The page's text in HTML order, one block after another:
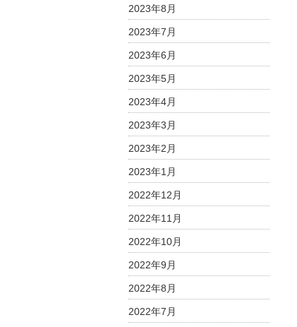
2023年8月
2023年7月
2023年6月
2023年5月
2023年4月
2023年3月
2023年2月
2023年1月
2022年12月
2022年11月
2022年10月
2022年9月
2022年8月
2022年7月